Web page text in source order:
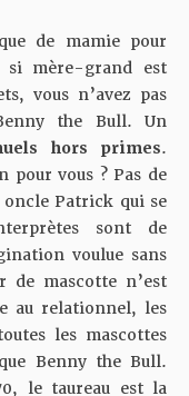
de mamie pour
si mère-grand est
vous n’avez pas
the Bull. Un
hors primes.
pour vous ? Pas de
oncle Patrick qui se
sont de
voulue sans
mascotte n’est
au relationnel, les
les mascottes
Benny the Bull.
le taureau est la